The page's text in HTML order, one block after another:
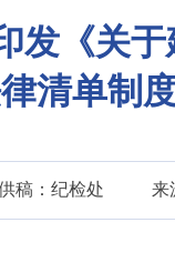
发《关
清单制
稿：纪检处 来